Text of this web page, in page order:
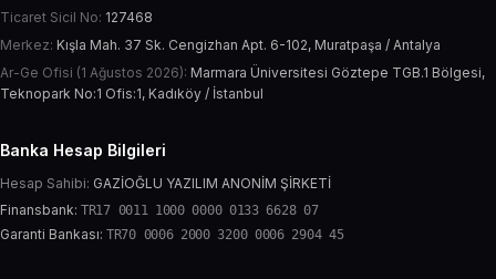
Ticaret Sicil No: 127468
Merkez: Kışla Mah. 37 Sk. Cengizhan Apt. 6-102, Muratpaşa / Antalya
Ar-Ge Ofisi (1 Ağustos 2026): Marmara Üniversitesi Göztepe TGB.1 Bölgesi,
Teknopark No:1 Ofis:1, Kadıköy / İstanbul
Banka Hesap Bilgileri
Hesap Sahibi: GAZİOĞLU YAZILIM ANONİM ŞİRKETİ
Finansbank: TR17 0011 1000 0000 0133 6628 07
Garanti Bankası: TR70 0006 2000 3200 0006 2904 45